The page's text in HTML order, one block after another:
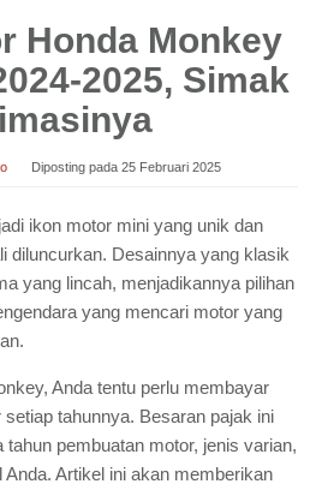
Honda Monkey
2025, Simak
Diposting pada 25 Februari 2025
ikon motor mini yang unik dan
diluncurkan. Desainnya yang klasik
yang lincah, menjadikannya pilihan
yang mencari motor yang
Anda tentu perlu membayar
tahunnya. Besaran pajak ini
tahun pembuatan motor, jenis varian,
Artikel ini akan memberikan